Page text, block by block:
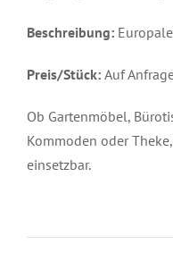
Beschreibung:
Preis/Stück: Auf
Ob Gartenmöbel,
Kommoden oder
einsetzbar.